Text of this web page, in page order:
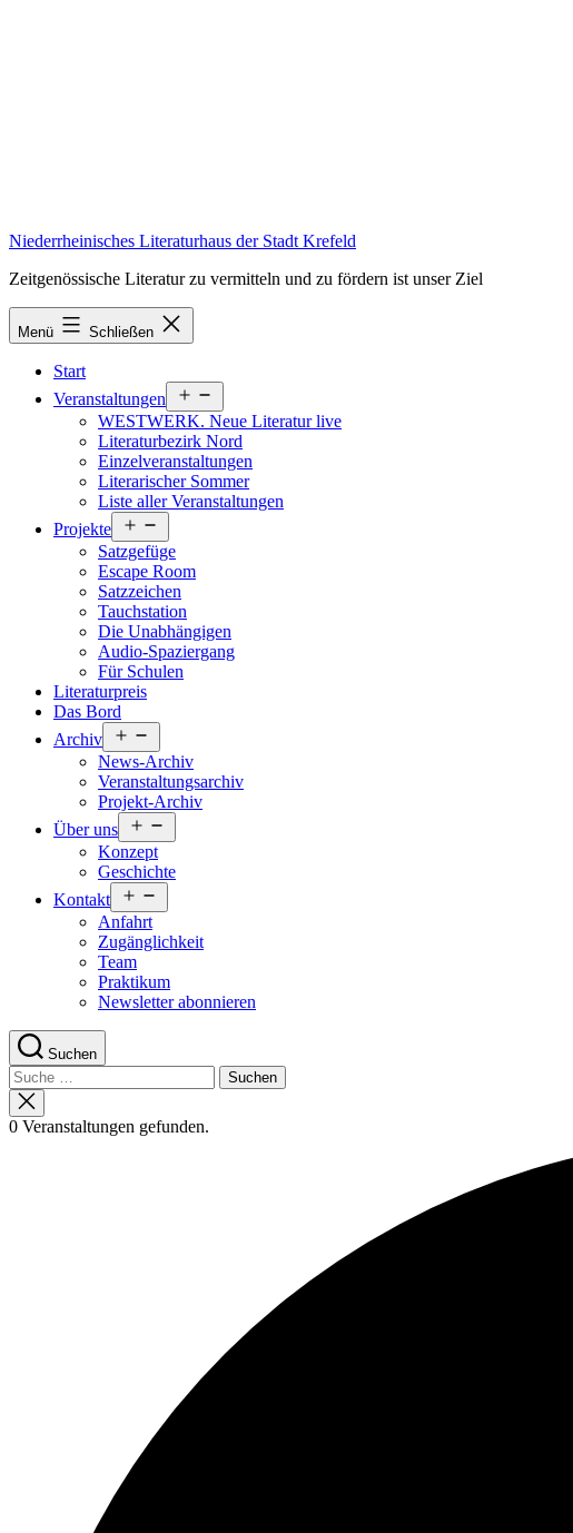
Niederrheinisches Literaturhaus der Stadt Krefeld
Zeitgenössische Literatur zu vermitteln und zu fördern ist unser Ziel
Menü Schließen
Start
Veranstaltungen
öffnen
WESTWERK. Neue Literatur live
Literaturbezirk Nord
Einzelveranstaltungen
Literarischer Sommer
Liste aller Veranstaltungen
Projekte
öffnen
Satzgefüge
Escape Room
Satzzeichen
Tauchstation
Die Unabhängigen
Audio-Spaziergang
Für Schulen
Literaturpreis
Das Bord
Archiv
öffnen
News-Archiv
Veranstaltungsarchiv
Projekt-Archiv
Über uns
öffnen
Konzept
Geschichte
Kontakt
öffnen
Anfahrt
Zugänglichkeit
Team
Praktikum
Newsletter abonnieren
Suchen
Suche
nach:
Suche
schließen
0 Veranstaltungen gefunden.